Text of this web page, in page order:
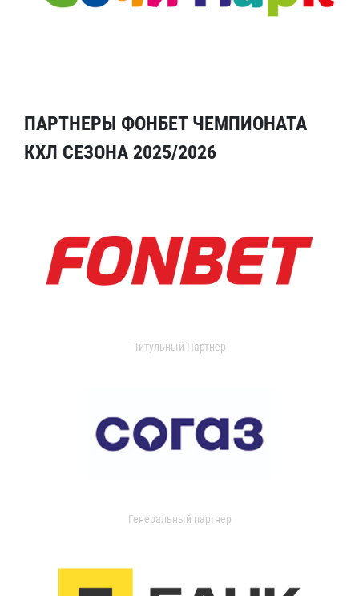
ПАРТНЕРЫ ФОНБЕТ ЧЕМПИОНАТА
КХЛ СЕЗОНА 2025/2026
Титульный Партнер
Генеральный партнер